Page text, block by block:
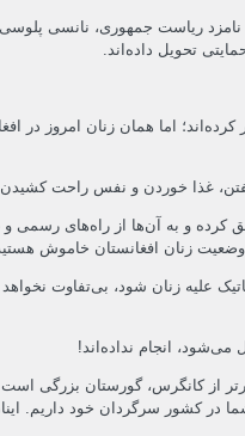
کلینتون، نامزد ریاست جمهوری،
تحویل داده‌اند.
اما همان زنان امروز
غذا خوردن و نفس راحت کشیدن
کرده و به آن‌ها از راه‌های
وضعیت زنان افغانستان خاموش
زنان شود، بی‌تفاوت نخواهد
می‌شود، انجام نداده‌اند!
از کانگرس، گورستان بزرگی‌
در کشور سرگردان خود داریم.